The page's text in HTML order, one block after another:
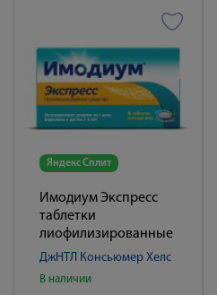
Яндекс Сплит
Имодиум Экспресс
таблетки
лиофилизированные
2мг №6
ДжНТЛ Консьюмер Хелс
В наличии